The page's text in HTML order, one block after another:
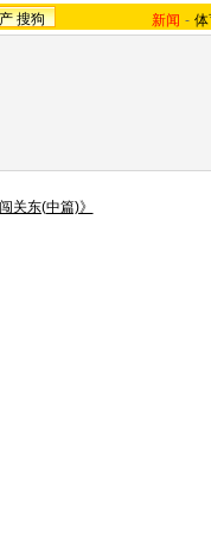
搜狗 新闻 -
闯关东(中篇)》